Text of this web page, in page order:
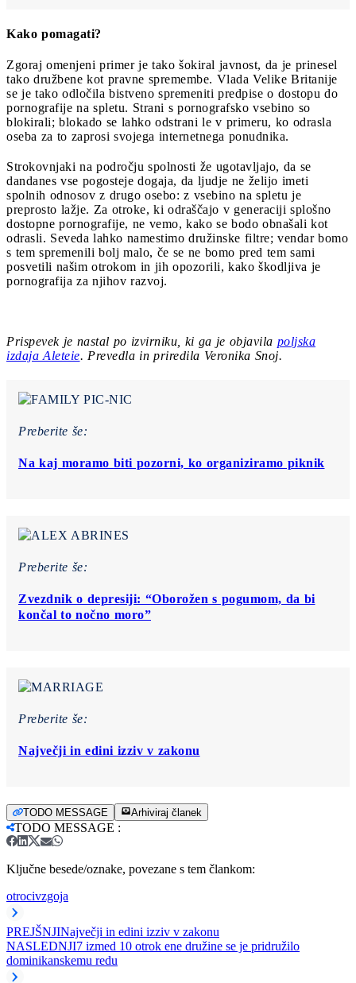
Kako pomagati?
Zgoraj omenjeni primer je tako šokiral javnost, da je prinesel
tako družbene kot pravne spremembe. Vlada Velike Britanije
se je tako odločila bistveno spremeniti predpise o dostopu do
pornografije na spletu. Strani s pornografsko vsebino so
blokirali; blokado se lahko odstrani le v primeru, ko odrasla
oseba za to zaprosi svojega internetnega ponudnika.
Strokovnjaki na področju spolnosti že ugotavljajo, da se
dandanes vse pogosteje dogaja, da ljudje ne želijo imeti
spolnih odnosov z drugo osebo: z vsebino na spletu je
preprosto lažje. Za otroke, ki odraščajo v generaciji splošno
dostopne pornografije, ne vemo, kako se bodo obnašali kot
odrasli. Seveda lahko namestimo družinske filtre; vendar bomo
s tem spremenili bolj malo, če se ne bomo pred tem sami
posvetili našim otrokom in jih opozorili, kako škodljiva je
pornografija za njihov razvoj.
Prispevek je nastal po izvirniku, ki ga je objavila poljska
izdaja Aleteie. Prevedla in priredila Veronika Snoj.
Preberite še:
Na kaj moramo biti pozorni, ko organiziramo piknik
Preberite še:
Zvezdnik o depresiji: “Oborožen s pogumom, da bi
končal to nočno moro”
Preberite še:
Največji in edini izziv v zakonu
TODO MESSAGE Arhiviraj članek
TODO MESSAGE :
Ključne besede/oznake, povezane s tem člankom:
otrocivzgoja
PREJŠNJINajvečji in edini izziv v zakonu
NASLEDNJI7 izmed 10 otrok ene družine se je pridružilo
dominikanskemu redu